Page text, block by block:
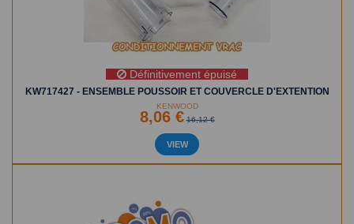
Définitivement épuisé
KW717427 - ENSEMBLE POUSSOIR ET COUVERCLE D'EXTENTION
KENWOOD
8,06 € 16,12 €
VIEW